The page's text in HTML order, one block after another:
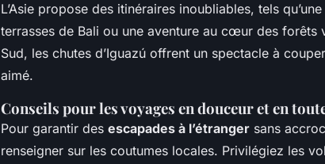
L’Asie propose des itinéraires inoubliables, tels
terrasses de Bali ou une aventure au cœur des forêts
Sud, les chutes d’Iguazú offrent un spectacle à
aimé.
Conseils pour les voyages en douceur et en
Pour garantir des escapades à l’étranger sans
renseigner sur les coutumes locales. Privilégiez les